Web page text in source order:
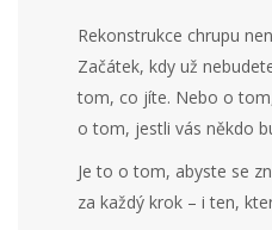
Rekonstrukce chrupu
Začátek, kdy už
tom, co jíte. Nebo o
o tom, jestli vás někdo
Je to o tom, abyste se
za každý krok – i ten,